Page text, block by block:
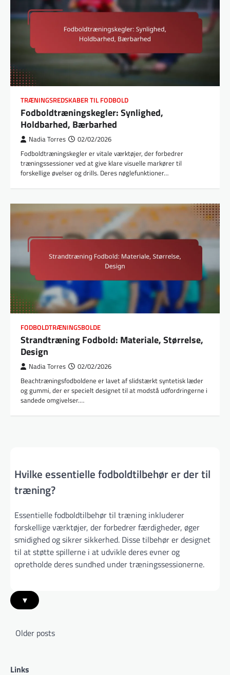
TRÆNINGSREDSKABER TIL FODBOLD
Fodboldtræningskegler: Synlighed,
Holdbarhed, Bærbarhed
Nadia Torres 02/02/2026
Fodboldtræningskegler er vitale værktøjer, der forbedrer
træningssessioner ved at give klare visuelle markører til
forskellige øvelser og drills. Deres nøglefunktioner…
FODBOLDTRÆNINGSBOLDE
Strandtræning Fodbold: Materiale, Størrelse,
Design
Nadia Torres 02/02/2026
Beachtræningsfodboldene er lavet af slidstærkt syntetisk læder
og gummi, der er specielt designet til at modstå udfordringerne i
sandede omgivelser.…
Hvilke essentielle fodboldtilbehør er der til
træning?
Essentielle fodboldtilbehør til træning inkluderer
forskellige værktøjer, der forbedrer færdigheder, øger
smidighed og sikrer sikkerhed. Disse tilbehør er designet
til at støtte spillerne i at udvikle deres evner og
opretholde deres sundhed under træningssessionerne.
▾
Posts
Older posts
Links